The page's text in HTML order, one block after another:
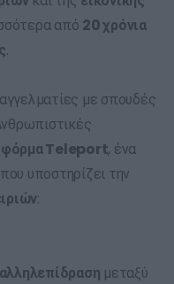
από 20 χρόνια
.
με σπουδές
Teleport, ένα
υποστηρίζει την
:
μεταξύ